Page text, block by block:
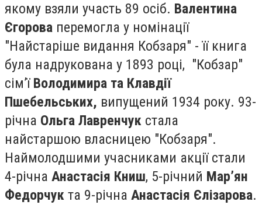
якому взяли участь 89 осіб. Валентина
Єгорова перемогла у номінації
"Найстаріше видання Кобзаря" - її книга
була надрукована у 1893 році, "Кобзар"
сім’ї Володимира та Клавдії
Пшебельських, випущений 1934 року. 93-
річна Ольга Лавренчук стала
найстаршою власницею "Кобзаря".
Наймолодшими учасниками акції стали
4-річна Анастасія Книш, 5-річний Мар’ян
Федорчук та 9-річна Анастасія Єлізарова.